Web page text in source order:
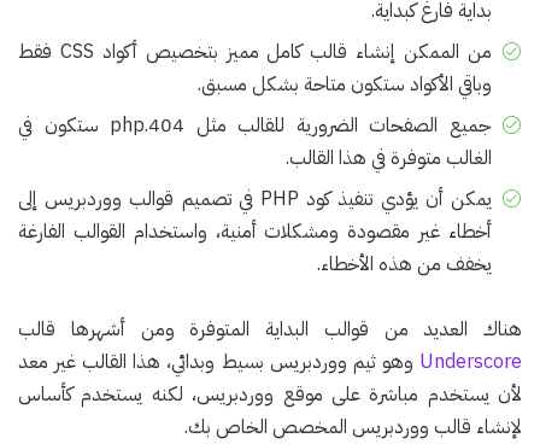
بداية فارغ كبداية.
من الممكن إنشاء قالب كامل مميز بتخصيص أكواد CSS فقط
وباقي الأكواد ستكون متاحة بشكل مسبق.
جميع الصفحات الضرورية للقالب مثل 404.php ستكون في
الغالب متوفرة في هذا القالب.
يمكن أن يؤدي تنفيذ كود PHP في تصميم قوالب ووردبريس إلى
أخطاء غير مقصودة ومشكلات أمنية، واستخدام القوالب الفارغة
يخفف من هذه الأخطاء.
هناك العديد من قوالب البداية المتوفرة ومن أشهرها قالب
Underscore وهو ثيم ووردبريس بسيط وبدائي، هذا القالب غير معد
لأن يستخدم مباشرة على موقع ووردبريس، لكنه يستخدم كأساس
لإنشاء قالب ووردبريس المخصص الخاص بك.